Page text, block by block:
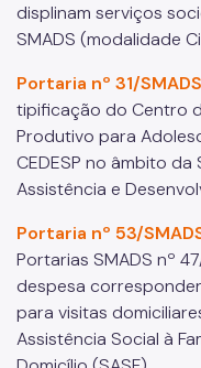
Notícias
Biblioteca
Materiais Públicos
Núcleo de
Interno (NACI)
Política de
Requerimento
Justiça
displinam serviços
SMADS (modalidade
Portaria nº 31/
tipificação do Centro
Produtivo para
CEDESP no âmbito
Assistência e
Portaria nº 53/
Portarias SMADS nº
despesa
para visitas
Assistência Social à